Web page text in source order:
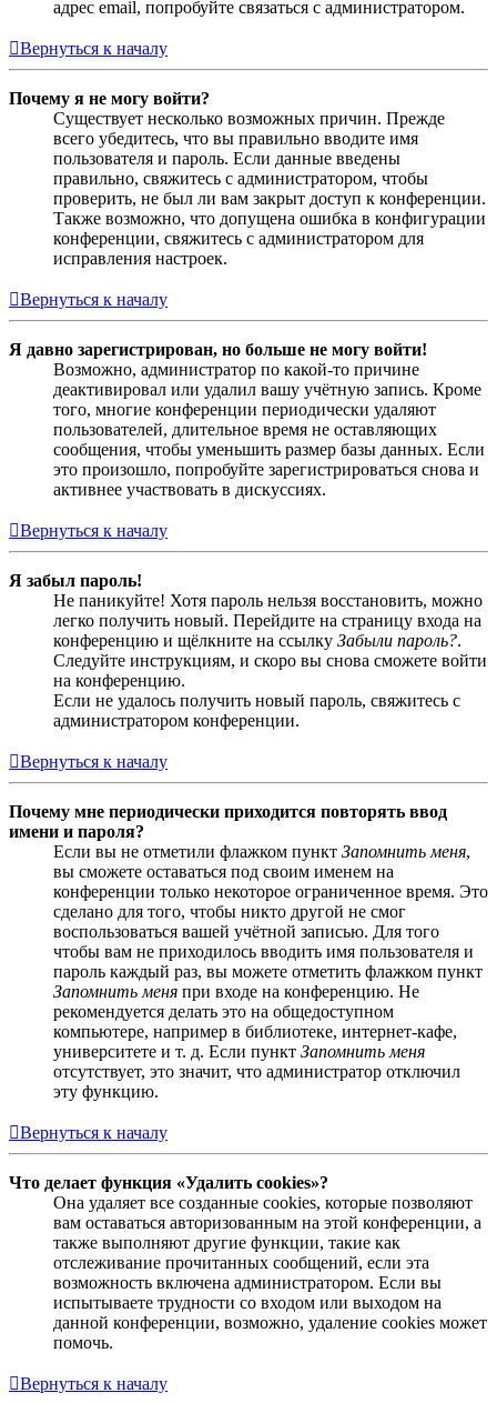
адрес email, попробуйте связаться с администратором.
Вернуться к началу
Почему я не могу войти?
Существует несколько возможных причин. Прежде
всего убедитесь, что вы правильно вводите имя
пользователя и пароль. Если данные введены
правильно, свяжитесь с администратором, чтобы
проверить, не был ли вам закрыт доступ к конференции.
Также возможно, что допущена ошибка в конфигурации
конференции, свяжитесь с администратором для
исправления настроек.
Вернуться к началу
Я давно зарегистрирован, но больше не могу войти!
Возможно, администратор по какой-то причине
деактивировал или удалил вашу учётную запись. Кроме
того, многие конференции периодически удаляют
пользователей, длительное время не оставляющих
сообщения, чтобы уменьшить размер базы данных. Если
это произошло, попробуйте зарегистрироваться снова и
активнее участвовать в дискуссиях.
Вернуться к началу
Я забыл пароль!
Не паникуйте! Хотя пароль нельзя восстановить, можно
легко получить новый. Перейдите на страницу входа на
конференцию и щёлкните на ссылку Забыли пароль?.
Следуйте инструкциям, и скоро вы снова сможете войти
на конференцию.
Если не удалось получить новый пароль, свяжитесь с
администратором конференции.
Вернуться к началу
Почему мне периодически приходится повторять ввод
имени и пароля?
Если вы не отметили флажком пункт Запомнить меня,
вы сможете оставаться под своим именем на
конференции только некоторое ограниченное время. Это
сделано для того, чтобы никто другой не смог
воспользоваться вашей учётной записью. Для того
чтобы вам не приходилось вводить имя пользователя и
пароль каждый раз, вы можете отметить флажком пункт
Запомнить меня при входе на конференцию. Не
рекомендуется делать это на общедоступном
компьютере, например в библиотеке, интернет-кафе,
университете и т. д. Если пункт Запомнить меня
отсутствует, это значит, что администратор отключил
эту функцию.
Вернуться к началу
Что делает функция «Удалить cookies»?
Она удаляет все созданные cookies, которые позволяют
вам оставаться авторизованным на этой конференции, а
также выполняют другие функции, такие как
отслеживание прочитанных сообщений, если эта
возможность включена администратором. Если вы
испытываете трудности со входом или выходом на
данной конференции, возможно, удаление cookies может
помочь.
Вернуться к началу